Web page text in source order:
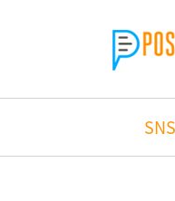
SNS